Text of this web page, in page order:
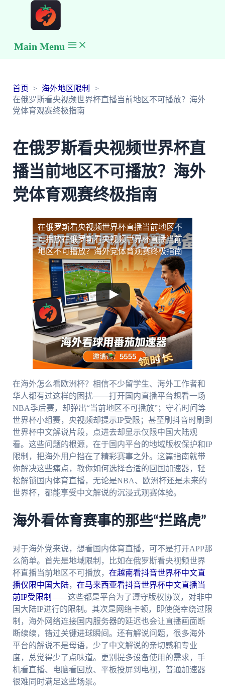
Main Menu
首页
海外地区限制
在俄罗斯看央视频世界杯直播当前地区不可播放？海外
党体育观赛终极指南
在俄罗斯看央视频世界杯直
播当前地区不可播放？海外
党体育观赛终极指南
在俄罗斯看央视频世界杯直播当前地区不
可播放在俄罗斯看央视频世界杯直播当前
地区不可播放？海外党体育观赛终极指南
在海外怎么看欧洲杯？相信不少留学生、海外工作者和
华人都有过这样的困扰——打开国内直播平台想看一场
NBA季后赛，却弹出“当前地区不可播放”；守着时间等
世界杯小组赛，央视频却提示IP受限；甚至刷抖音时刷到
世界杯中文解说片段，点进去却显示仅限中国大陆观
看。这些问题的根源，在于国内平台的地域版权保护和IP
限制，把海外用户挡在了精彩赛事之外。这篇指南就带
你解决这些痛点，教你如何选择合适的回国加速器，轻
松解锁国内体育直播，无论是NBA、欧洲杯还是未来的
世界杯，都能享受中文解说的沉浸式观赛体验。
海外看体育赛事的那些“拦路虎”
对于海外党来说，想看国内体育直播，可不是打开APP那
么简单。首先是地域限制，比如在俄罗斯看央视频世界
杯直播当前地区不可播放， 在越南看抖音世界杯中文直
播仅限中国大陆， 在马来西亚看抖音世界杯中文直播当
前IP受限制 ——这些都是平台为了遵守版权协议，对非中
国大陆IP进行的限制。其次是网络卡顿，即使侥幸绕过限
制，海外网络连接国内服务器的延迟也会让直播画面断
断续续，错过关键进球瞬间。还有解说问题，很多海外
平台的解说不是母语，少了中文解说的亲切感和专业
度，总觉得少了点味道。更别提多设备使用的需求，手
机看直播、电脑看回放、平板投屏到电视，普通加速器
很难同时满足这些场景。